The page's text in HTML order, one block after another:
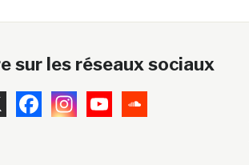
sur les réseaux sociaux